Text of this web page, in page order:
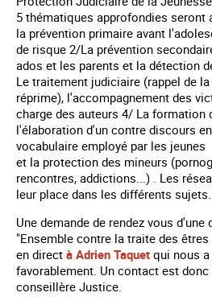
5 thématiques approfondies
la prévention primaire avant
de risque 2/La prévention
ados et les parents et la détection
Le traitement judiciaire (rappel de
réprime), l'accompagnement des
charge des auteurs 4/ La formation
l'élaboration d'un contre discours
vocabulaire employé par les
et la protection des mineurs
rencontres, addictions...) . Les
leur place dans les différents sujets.
Une demande de rendez vous
"Ensemble contre la traite des
en direct à Adrien Taquet qui nous
favorablement. Un contact est donc
conseillère Justice.